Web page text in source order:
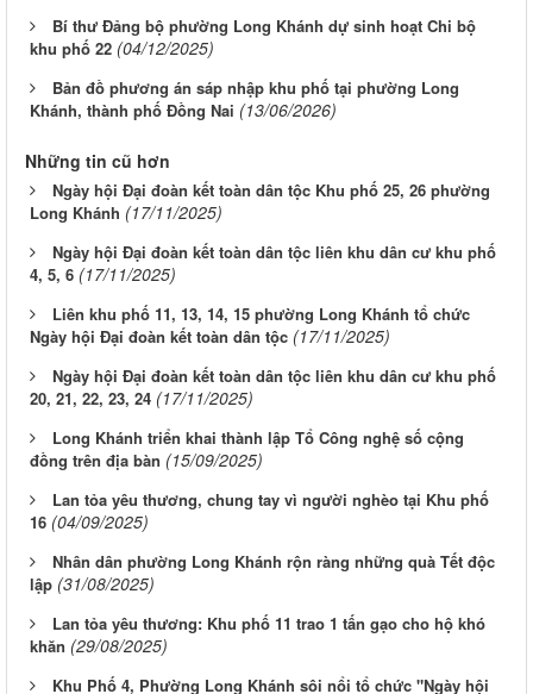
Bí thư Đảng bộ phường Long Khánh dự sinh hoạt Chi bộ
khu phố 22 (04/12/2025)
Bản đồ phương án sáp nhập khu phố tại phường Long
Khánh, thành phố Đồng Nai (13/06/2026)
Những tin cũ hơn
Ngày hội Đại đoàn kết toàn dân tộc Khu phố 25, 26 phường
Long Khánh (17/11/2025)
Ngày hội Đại đoàn kết toàn dân tộc liên khu dân cư khu phố
4, 5, 6 ​​​​​​​ (17/11/2025)
Liên khu phố 11, 13, 14, 15 phường Long Khánh tổ chức
Ngày hội Đại đoàn kết toàn dân tộc (17/11/2025)
Ngày hội Đại đoàn kết toàn dân tộc liên khu dân cư khu phố
20, 21, 22, 23, 24 (17/11/2025)
Long Khánh triển khai thành lập Tổ Công nghệ số cộng
đồng trên địa bàn (15/09/2025)
Lan tỏa yêu thương, chung tay vì người nghèo tại Khu phố
16 (04/09/2025)
Nhân dân phường Long Khánh rộn ràng những quà Tết độc
lập (31/08/2025)
Lan tỏa yêu thương: Khu phố 11 trao 1 tấn gạo cho hộ khó
khăn (29/08/2025)
Khu Phố 4, Phường Long Khánh sôi nổi tổ chức "Ngày hội